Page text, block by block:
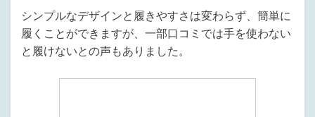
シンプルなデザインと履きやすさは変わらず、簡単に
履くことができますが、一部口コミでは手を使わない
と履けないとの声もありました。